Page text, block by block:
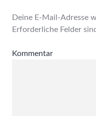
Deine E-Mail-Adresse
Erforderliche Felder
Kommentar